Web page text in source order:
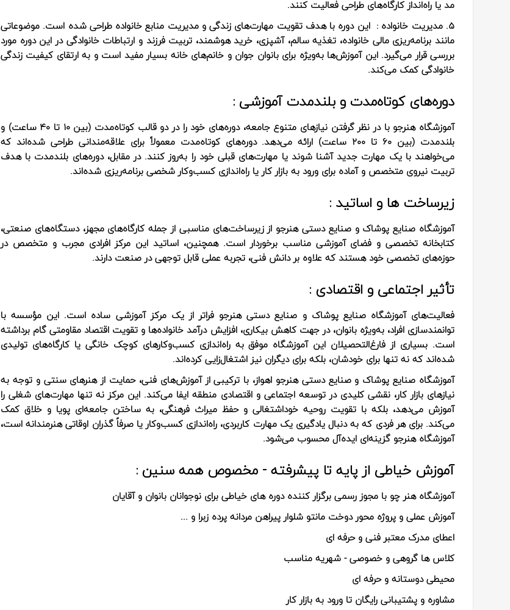
مد یا راه‌انداز کارگاه‌های طراحی فعالیت کنند.
5. مدیریت خانواده :
این دوره با هدف تقویت مهارت‌های زندگی و مدیریت منابع خانواده طراحی شده است. موضوعاتی
مانند برنامه‌ریزی مالی خانواده، تغذیه سالم، آشپزی، خرید هوشمند، تربیت فرزند و ارتباطات خانوادگی در این دوره مورد
بررسی قرار می‌گیرد. این آموزش‌ها به‌ویژه برای بانوان جوان و خانم‌های خانه بسیار مفید است و به ارتقای کیفیت زندگی
خانوادگی کمک می‌کند.
دوره‌های کوتاه‌مدت و بلندمدت آموزشی :
آموزشگاه هنرجو با در نظر گرفتن نیازهای متنوع جامعه، دوره‌های خود را در دو قالب کوتاه‌مدت (بین ۱۰ تا ۴۰ ساعت) و
بلندمدت (بین ۶۰ تا ۲۰۰ ساعت) ارائه می‌دهد. دوره‌های کوتاه‌مدت معمولاً برای علاقه‌مندانی طراحی شده‌اند که
می‌خواهند با یک مهارت جدید آشنا شوند یا مهارت‌های قبلی خود را به‌روز کنند. در مقابل، دوره‌های بلندمدت با هدف
تربیت نیروی متخصص و آماده برای ورود به بازار کار یا راه‌اندازی کسب‌وکار شخصی برنامه‌ریزی شده‌اند.
زیرساخت‌ ها و اساتید :
آموزشگاه صنایع پوشاک و صنایع دستی هنرجو از زیرساخت‌های مناسبی از جمله کارگاه‌های مجهز، دستگاه‌های صنعتی،
کتابخانه تخصصی و فضای آموزشی مناسب برخوردار است. همچنین، اساتید این مرکز افرادی مجرب و متخصص در
حوزه‌های تخصصی خود هستند که علاوه بر دانش فنی، تجربه عملی قابل توجهی در صنعت دارند.
تأثیر اجتماعی و اقتصادی :
فعالیت‌های آموزشگاه صنایع پوشاک و صنایع دستی هنرجو فراتر از یک مرکز آموزشی ساده است. این مؤسسه با
توانمندسازی افراد، به‌ویژه بانوان، در جهت کاهش بیکاری، افزایش درآمد خانواده‌ها و تقویت اقتصاد مقاومتی گام برداشته
است. بسیاری از فارغ‌التحصیلان این آموزشگاه موفق به راه‌اندازی کسب‌وکارهای کوچک خانگی یا کارگاه‌های تولیدی
شده‌اند که نه تنها برای خودشان، بلکه برای دیگران نیز اشتغال‌زایی کرده‌اند.
آموزشگاه صنایع پوشاک و صنایع دستی هنرجو اهواز، با ترکیبی از آموزش‌های فنی، حمایت از هنرهای سنتی و توجه به
نیازهای بازار کار، نقشی کلیدی در توسعه اجتماعی و اقتصادی منطقه ایفا می‌کند. این مرکز نه تنها مهارت‌های شغلی را
آموزش می‌دهد، بلکه با تقویت روحیه خوداشتغالی و حفظ میراث فرهنگی، به ساختن جامعه‌ای پویا و خلاق کمک
می‌کند. برای هر فردی که به دنبال یادگیری یک مهارت کاربردی، راه‌اندازی کسب‌وکار یا صرفاً گذران اوقاتی هنرمندانه است،
آموزشگاه هنرجو گزینه‌ای ایده‌آل محسوب می‌شود.
آموزش خیاطی از پایه تا پیشرفته - مخصوص همه سنین :
آموزشگاه هنر چو با مجوز رسمی برگزار کننده دوره های خیاطی برای نوجوانان بانوان و آقایان
آموزش عملی و پروژه محور دوخت مانتو شلوار پیراهن مردانه پرده زبرا و ...
اعطای مدرک معتبر فنی و حرفه ای
کلاس ها گروهی و خصوصی - شهریه مناسب
محیطی دوستانه و حرفه ای
مشاوره و پشتیبانی رایگان تا ورود به بازار کار